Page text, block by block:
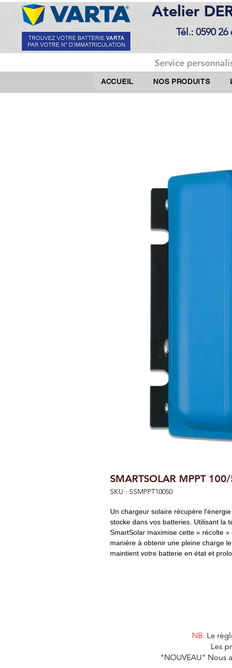
Atelier
Tél.: 0590 26
Service
ACCUEIL NOS PRODUITS
SMARTSOLAR MPPT
SKU : SSMPPT10050
Un chargeur solaire récupère
stocke dans vos batteries. Utilisant la
SmartSolar maximise cette « récolte
manière à obtenir une pleine charge
maintient votre batterie en état et
NB: Le
Les
"NOUVEAU" Nous